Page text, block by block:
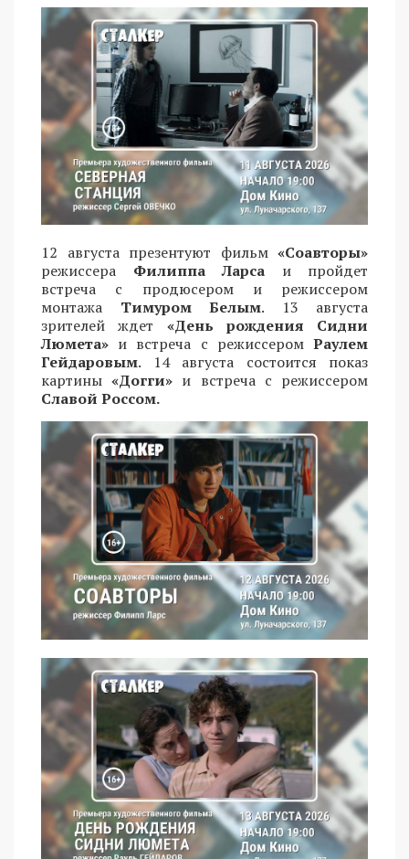
12 августа презентуют фильм «Соавторы»
режиссера Филиппа Ларса и пройдет
встреча с продюсером и режиссером
монтажа Тимуром Белым. 13 августа
зрителей ждет «День рождения Сидни
Люмета» и встреча с режиссером Раулем
Гейдаровым. 14 августа состоится показ
картины«Догги» и встреча с режиссером
Славой Россом.